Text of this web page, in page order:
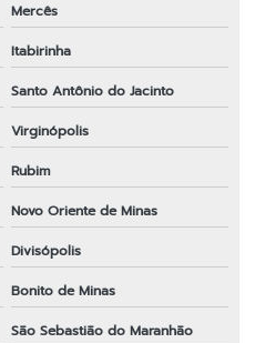
Mercês
Itabirinha
Santo Antônio do Jacinto
Virginópolis
Rubim
Novo Oriente de Minas
Divisópolis
Bonito de Minas
São Sebastião do Maranhão